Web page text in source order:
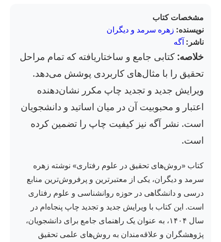
مشخصات کتاب
نویسنده: زهره سرمد و دیگران
ناشر: آگه
خلاصه: کتابی جامع و ساختاریافته که تمام مراحل
تحقیق را با مثال‌های کاربردی پوشش می‌دهد.
ویرایش جدید و تجدید چاپ مکرر نشان‌دهنده
اعتبار و محبوبیت آن در میان اساتید و دانشجویان
است. نشر آگه نیز کیفیت چاپ را تضمین کرده
است.
کتاب «روش‌های تحقیق در علوم رفتاری» نوشته زهره
سرمد و دیگران، یکی از معتبرترین و پرفروش‌ترین منابع
درسی و دانشگاهی در حوزه روانشناسی و علوم رفتاری
است. این کتاب با ویرایش جدید و تجدید چاپ پنجاه‌ام در
سال ۱۴۰۴، به عنوان یک راهنمای جامع برای دانشجویان،
پژوهشگران و علاقه‌مندان به روش‌های علمی تحقیق